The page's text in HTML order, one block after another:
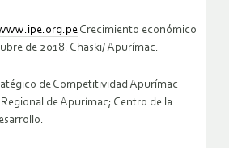
Crecimiento económico
de 2018. Chaski/ Apurímac.
de Competitividad Apurímac
de Apurímac; Centro de la